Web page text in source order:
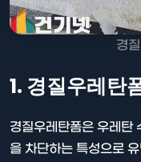
경
1. 경질우레탄
경질우레탄폼은 우레탄
을 차단하는 특성으로